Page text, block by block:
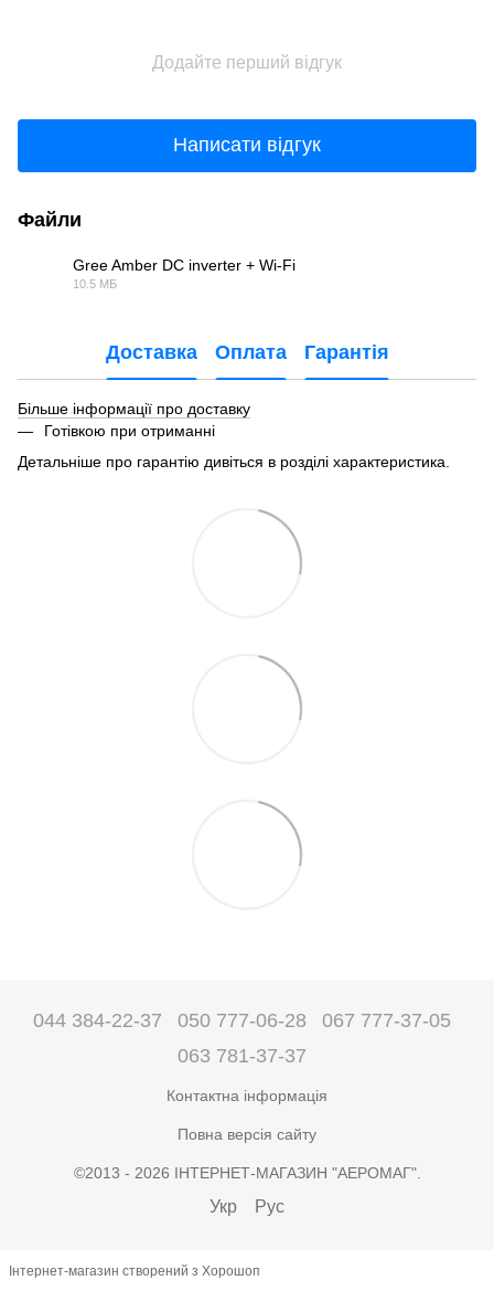
Додайте перший відгук
Написати відгук
Файли
Gree Amber DC inverter + Wi-Fi
10.5 МБ
Доставка Оплата Гарантія
Більше інформації про доставку
Готівкою при отриманні
Детальніше про гарантію дивіться в розділі характеристика.
044 384-22-37 050 777-06-28
067 777-37-05
063 781-37-37
Контактна інформація
Повна версія сайту
©2013 - 2026 ІНТЕРНЕТ-МАГАЗИН "АЕРОМАГ".
Укр Рус
Інтернет-магазин створений з Хорошоп